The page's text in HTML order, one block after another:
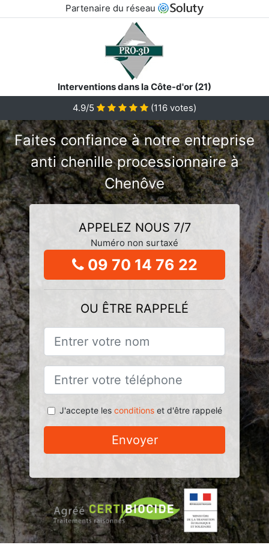
Partenaire du réseau
Interventions dans la Côte-d'or (21)
4.9/5
(116 votes)
Faites confiance à notre entreprise
anti chenille processionnaire à
Chenôve
APPELEZ NOUS 7/7
Numéro non surtaxé
09 70 14 76 22
OU ÊTRE RAPPELÉ
J'accepte les conditionset d'être rappelé
Envoyer